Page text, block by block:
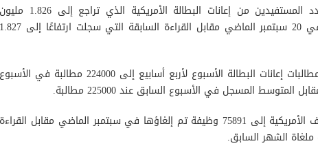
لكن التحسن جاء في إجمالي عدد المستفيدين من إعانات البطالة الأمريكية الذي تراجع إلى 1.826 مليون
مستفيدًا في الأسبوع المنتهي في 20 سبتمبر الماضي مقابل القراءة السابقة التي سجلت ارتفاعًا إلى 1.827
كما هبطت قراءة مؤشر متوسط مطالبات إعانات البطالة الأسبوع لأربع أسابيع إلى 224000 مطالبة في الأسبوع
وتراجع مشر تشالنجر لإلغاء الوظائف الأمريكية إلى 75891 وظيفة تم إلغاؤها في سبتمبر الماضي مقابل القراءة